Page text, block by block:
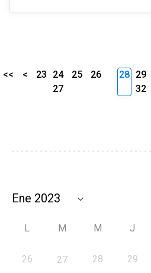
<< < 23 24 25
26
27
28 29
32
L M M J
26 27 28 29